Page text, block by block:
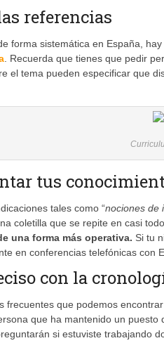
referencias
forma sistemática en España,
. Recuerda que tienes que pedir
el tema pueden especificar que
tus
tales como “nociones de
coletilla que se repite en casi
una forma más operativa. Si tu
en conferencias telefónicas con
con la
frecuentes que podemos
que ha mantenido un puesto
si estuviste trabajando